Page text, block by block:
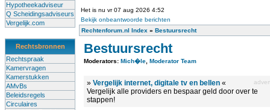
Hypotheekadviseur
Q Scheidingsadviseurs
Vergelijk.com
Rechtsbronnen
Rechtspraak
Kamervragen
Kamerstukken
AMvBs
Beleidsregels
Circulaires
Het is nu vr 07 aug 2026 4:52
Bekijk onbeantwoorde berichten
Rechtenforum.nl Index » Bestuursrecht
Bestuursrecht
Moderators: Mich�le Moderator Team
» Vergelijk internet, digitale tv en bellen «
Vergelijk alle providers en bespaar geld door over te
stappen!